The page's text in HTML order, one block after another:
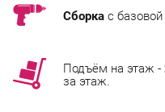
ТЭГИ